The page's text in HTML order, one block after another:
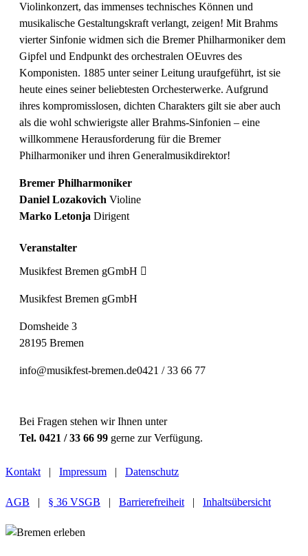
Violinkonzert, das immenses technisches Können und
musikalische Gestaltungskraft verlangt, zeigen! Mit Brahms
vierter Sinfonie widmen sich die Bremer Philharmoniker dem
Gipfel und Endpunkt des orchestralen OEuvres des
Komponisten. 1885 unter seiner Leitung uraufgeführt, ist sie
heute eines seiner beliebtesten Orchesterwerke. Aufgrund
ihres kompromisslosen, dichten Charakters gilt sie aber auch
als die wohl schwierigste aller Brahms-Sinfonien – eine
willkommene Herausforderung für die Bremer
Philharmoniker und ihren Generalmusikdirektor!
Bremer Philharmoniker
Daniel Lozakovich Violine
Marko Letonja Dirigent
Veranstalter
Musikfest Bremen gGmbH
Musikfest Bremen gGmbH
Domsheide 3
28195 Bremen
info@musikfest-bremen.de0421 / 33 66 77
Bei Fragen stehen wir Ihnen unter
Tel. 0421 / 33 66 99 gerne zur Verfügung.
Kontakt | Impressum | Datenschutz
AGB | § 36 VSGB | Barrierefreiheit | Inhaltsübersicht